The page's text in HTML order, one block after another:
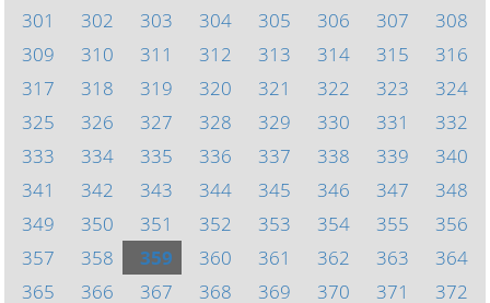
301
302 303 304 305 306 307
308
309
310 311 312 313 314 315
316
317
318 319 320 321 322 323
324
325
326 327 328 329 330 331
332
333
334 335 336 337 338 339
340
341
342 343 344 345 346 347
348
349
350 351 352 353 354 355
356
357
358 359 360 361 362 363
364
365
366 367 368 369 370 371 372